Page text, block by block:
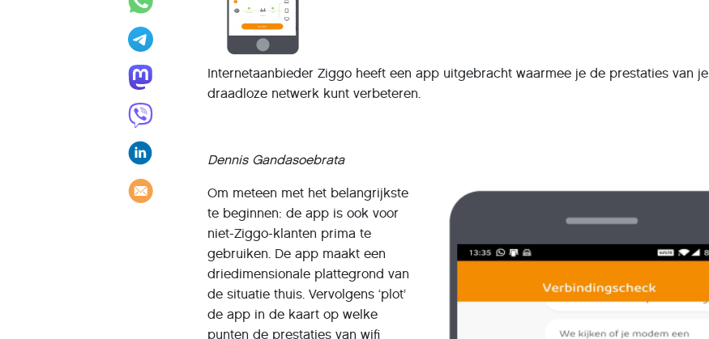
Internetaanbieder Ziggo heeft een app uitgebracht waarmee je de prestaties van je
draadloze netwerk kunt verbeteren.
Dennis Gandasoebrata
Om meteen met het belangrijkste
te beginnen: de app is ook voor
niet-Ziggo-klanten prima te
gebruiken. De app maakt een
driedimensionale plattegrond van
de situatie thuis. Vervolgens ‘plot’
de app in de kaart op welke
punten de prestaties van wifi